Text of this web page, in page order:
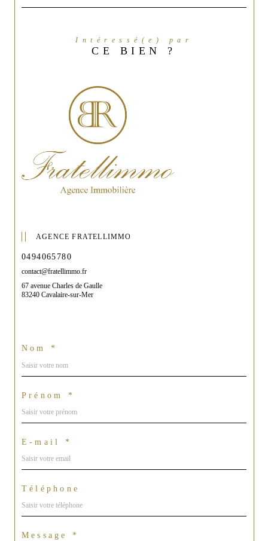
Intéressé(e) par
CE BIEN ?
AGENCE FRATELLIMMO
0494065780
contact@fratellimmo.fr
67 avenue Charles de Gaulle
83240 Cavalaire-sur-Mer
Nom *
Prénom *
E-mail *
Téléphone
Message *